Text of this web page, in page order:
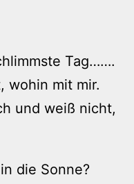
Tag…….
wohin mit mir.
und weiß nicht,
die Sonne?